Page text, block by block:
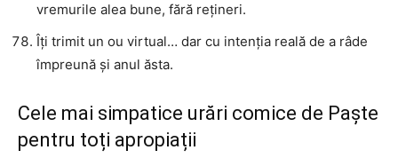
vremurile alea bune, fără rețineri.
Îți trimit un ou virtual… dar cu intenția reală de a râde
împreună și anul ăsta.
Cele mai simpatice urări comice de Paște
pentru toți apropiații